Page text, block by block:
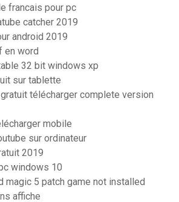
francais pour pc
catcher 2019
android 2019
en word
32 bit windows xp
sur tablette
télécharger complete version
mobile
sur ordinateur
2019
windows 10
magic 5 patch game not installed
affiche